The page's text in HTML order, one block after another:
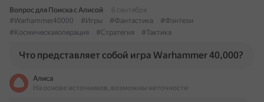
Вопрос для Поиска с Алисой
6 сентября
#Warhammer40000
#Игры #Фантастика
#Фэнтези
#Космическаяоперация
#Стратегия #Тактика
Что представляет собой игра Warhammer 40,000?
Алиса
На основе источников, возможны неточности